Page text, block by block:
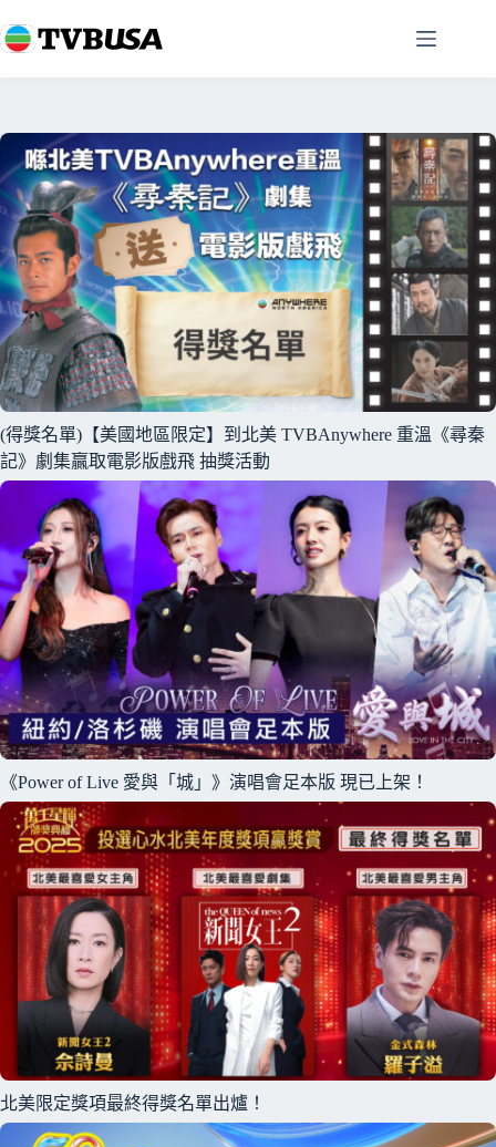
至
容
(得獎名單)【美國地區限定】到北美 TVBAnywhere 重溫《尋秦
記》劇集贏取電影版戲飛 抽獎活動
《Power of Live 愛與「城」》演唱會足本版 現已上架！
北美限定獎項最終得獎名單出爐！